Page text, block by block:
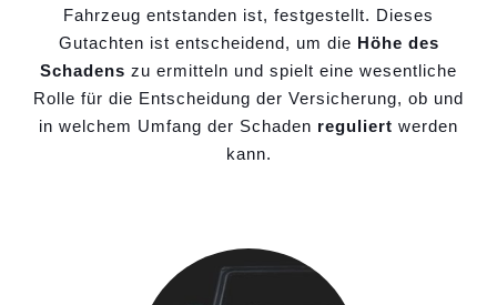
Fahrzeug entstanden ist, festgestellt. Dieses
Gutachten ist entscheidend, um die Höhe des
Schadens zu ermitteln und spielt eine wesentliche
Rolle für die Entscheidung der Versicherung, ob und
in welchem Umfang der Schaden reguliert werden
kann.